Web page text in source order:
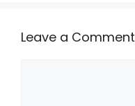
Leave a Comment